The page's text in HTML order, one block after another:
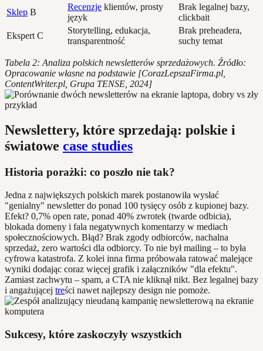
Sklep B
Recenzje klientów, prosty
język
Brak legalnej bazy,
clickbait
Ekspert C
Storytelling, edukacja,
transparentność
Brak preheadera,
suchy temat
Tabela 2: Analiza polskich newsletterów sprzedażowych. Źródło:
Opracowanie własne na podstawie [CorazLepszaFirma.pl,
ContentWriter.pl, Grupa TENSE, 2024]
Newslettery, które sprzedają: polskie i
światowe case studies
Historia porażki: co poszło nie tak?
Jedna z największych polskich marek postanowiła wysłać
"genialny" newsletter do ponad 100 tysięcy osób z kupionej bazy.
Efekt? 0,7% open rate, ponad 40% zwrotek (twarde odbicia),
blokada domeny i fala negatywnych komentarzy w mediach
społecznościowych. Błąd? Brak zgody odbiorców, nachalna
sprzedaż, zero wartości dla odbiorcy. To nie był mailing – to była
cyfrowa katastrofa. Z kolei inna firma próbowała ratować malejące
wyniki dodając coraz więcej grafik i załączników "dla efektu".
Zamiast zachwytu – spam, a CTA nie kliknął nikt. Bez legalnej bazy
i angażującej treści nawet najlepszy design nie pomoże.
Sukcesy, które zaskoczyły wszystkich